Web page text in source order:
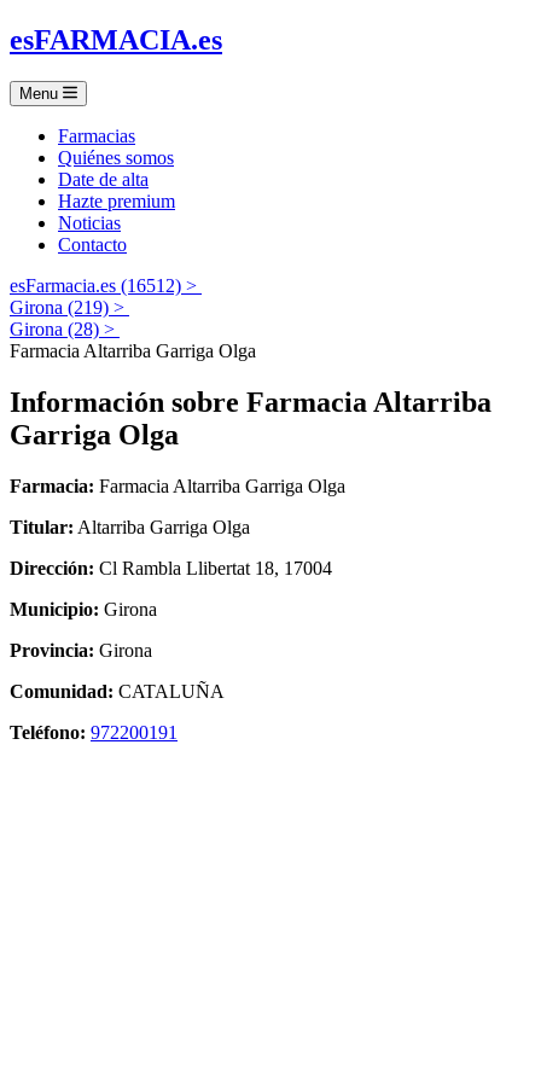
esFARMACIA.es
Menu
Farmacias
Quiénes somos
Date de alta
Hazte premium
Noticias
Contacto
esFarmacia.es (16512) >
Girona (219) >
Girona (28) >
Farmacia Altarriba Garriga Olga
Información sobre Farmacia Altarriba
Garriga Olga
Farmacia: Farmacia Altarriba Garriga Olga
Titular: Altarriba Garriga Olga
Dirección: Cl Rambla Llibertat 18, 17004
Municipio: Girona
Provincia: Girona
Comunidad: CATALUÑA
Teléfono: 972200191